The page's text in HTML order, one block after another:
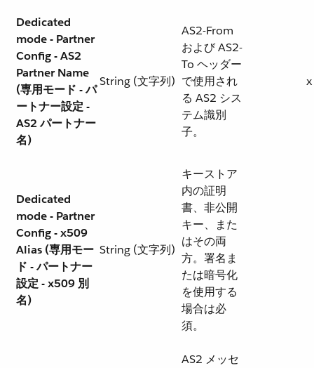
Dedicated
mode - Partner
Config - AS2
Partner Name
(専用モード - パ
ートナー設定 -
AS2 パートナー
名)
String (文字列)
AS2-From
および AS2-
To ヘッダー
で使用され
る AS2 シス
テム識別
子。
x
Dedicated
mode - Partner
Config - x509
Alias (専用モー
ド - パートナー
設定 - x509 別
名)
String (文字列)
キーストア
内の証明
書、非公開
キー、また
はその両
方。署名ま
たは暗号化
を使用する
場合は必
須。
AS2 メッセ